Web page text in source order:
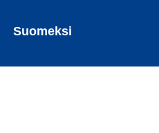
Suomeksi